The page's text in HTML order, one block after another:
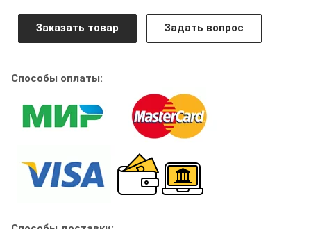
Заказать товар Задать вопрос
Способы оплаты: